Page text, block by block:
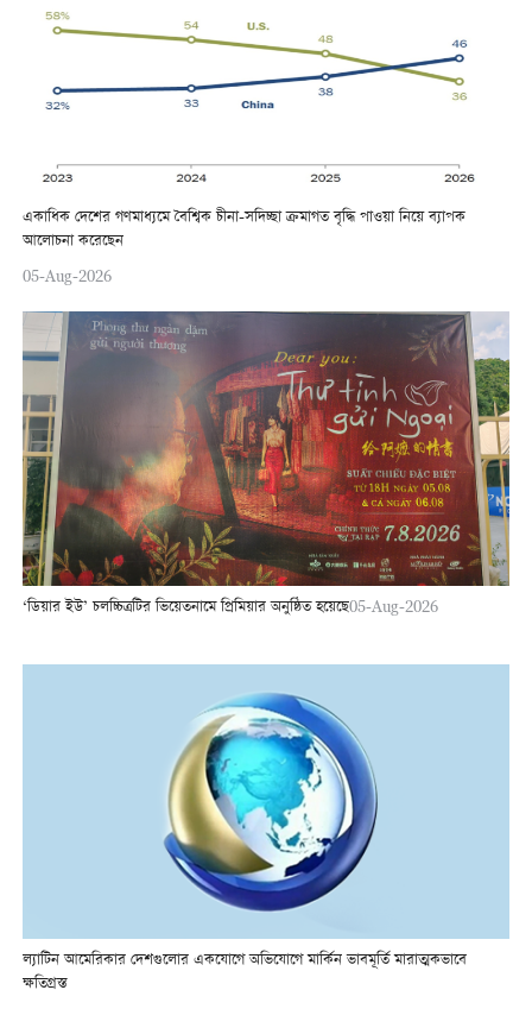
একাধিক দেশের গণমাধ্যমে বৈশ্বিক চীনা-সদিচ্ছা ক্রমাগত বৃদ্ধি পাওয়া নিয়ে ব্যাপক
আলোচনা করেছেন
05-Aug-2026
‘ডিয়ার ইউ’ চলচ্চিত্রটির ভিয়েতনামে প্রিমিয়ার অনুষ্ঠিত হয়েছে05-Aug-2026
ল্যাটিন আমেরিকার দেশগুলোর একযোগে অভিযোগে মার্কিন ভাবমূর্তি মারাত্মকভাবে
ক্ষতিগ্রস্ত